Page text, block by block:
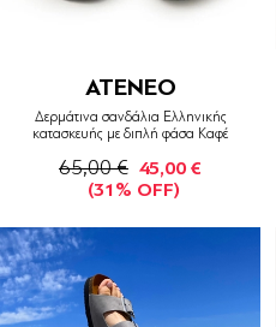
ATENEO
Δερμάτινα σανδάλια Ελληνικής
κατασκευής με διπλή φάσα Καφέ
65,00 € 45,00 €
(31% OFF)